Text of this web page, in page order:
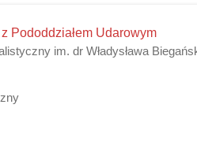
Pododdziałem Udarowym
im. dr Władysława